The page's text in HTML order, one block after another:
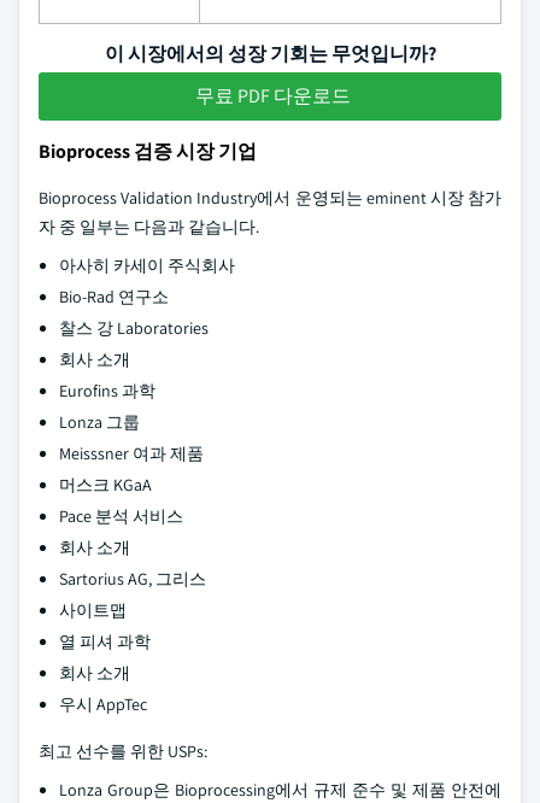
이 시장에서의 성장 기회는 무엇입니까?
무료 PDF 다운로드
Bioprocess 검증 시장 기업
Bioprocess Validation Industry에서 운영되는 eminent 시장 참가
자 중 일부는 다음과 같습니다.
아사히 카세이 주식회사
Bio-Rad 연구소
찰스 강 Laboratories
회사 소개
Eurofins 과학
Lonza 그룹
Meisssner 여과 제품
머스크 KGaA
Pace 분석 서비스
회사 소개
Sartorius AG, 그리스
사이트맵
열 피셔 과학
회사 소개
우시 AppTec
최고 선수를 위한 USPs:
Lonza Group은 Bioprocessing에서 규제 준수 및 제품 안전에